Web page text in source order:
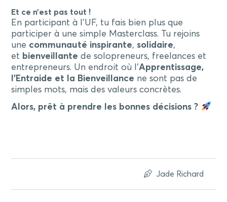
Et ce n’est pas tout !
En participant à l’UF, tu fais bien plus que
participer à une simple Masterclass. Tu rejoins
une communauté inspirante,solidaire,
et bienveillante de solopreneurs, freelances et
entrepreneurs. Un endroit où l’Apprentissage,
l’Entraide et la Bienveillance ne sont pas de
simples mots, mais des valeurs concrètes.
Alors, prêt à prendre les bonnes décisions ?
Jade Richard